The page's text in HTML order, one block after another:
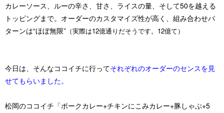
カレーソース、ルーの辛さ、甘さ、ライスの量、そして50を越える
トッピングまで。オーダーのカスタマイズ性が高く、組み合わせパ
ターンは“ほぼ無限” （実際は12億通りだそうです。12億て）
今日は、そんなココイチに行ってそれぞれのオーダーのセンスを見
せてもらいました。
松岡のココイチ「ポークカレー+チキンにこみカレー+豚しゃぶ+5